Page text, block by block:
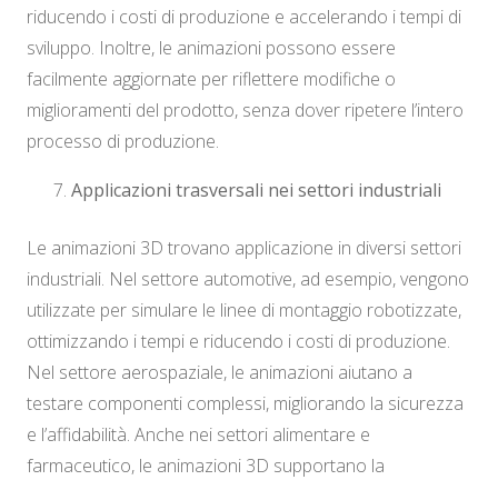
riducendo i costi di produzione e accelerando i tempi di
sviluppo. Inoltre, le animazioni possono essere
facilmente aggiornate per riflettere modifiche o
miglioramenti del prodotto, senza dover ripetere l’intero
processo di produzione.
Applicazioni trasversali nei settori industriali
Le animazioni 3D trovano applicazione in diversi settori
industriali. Nel settore automotive, ad esempio, vengono
utilizzate per simulare le linee di montaggio robotizzate,
ottimizzando i tempi e riducendo i costi di produzione.
Nel settore aerospaziale, le animazioni aiutano a
testare componenti complessi, migliorando la sicurezza
e l’affidabilità. Anche nei settori alimentare e
farmaceutico, le animazioni 3D supportano la